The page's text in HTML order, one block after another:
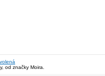
od značky Moira.